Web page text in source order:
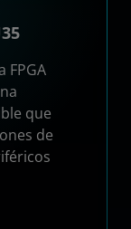
FPGA
que
de